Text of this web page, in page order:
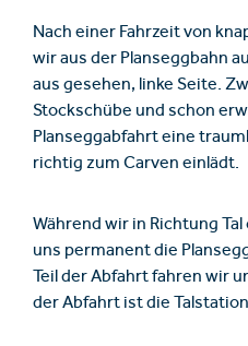
Nach einer Fahrzeit von
wir aus der Planseggbahn
aus gesehen, linke Seite.
Stockschübe und schon
Planseggabfahrt eine
richtig zum Carven einlädt.
Während wir in Richtung
uns permanent die
Teil der Abfahrt fahren wir
der Abfahrt ist die